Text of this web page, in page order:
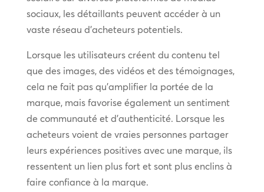
sociaux, les détaillants peuvent accéder à un
vaste réseau d’acheteurs potentiels.
Lorsque les utilisateurs créent du contenu tel
que des images, des vidéos et des témoignages,
cela ne fait pas qu’amplifier la portée de la
marque, mais favorise également un sentiment
de communauté et d’authenticité. Lorsque les
acheteurs voient de vraies personnes partager
leurs expériences positives avec une marque, ils
ressentent un lien plus fort et sont plus enclins à
faire confiance à la marque.